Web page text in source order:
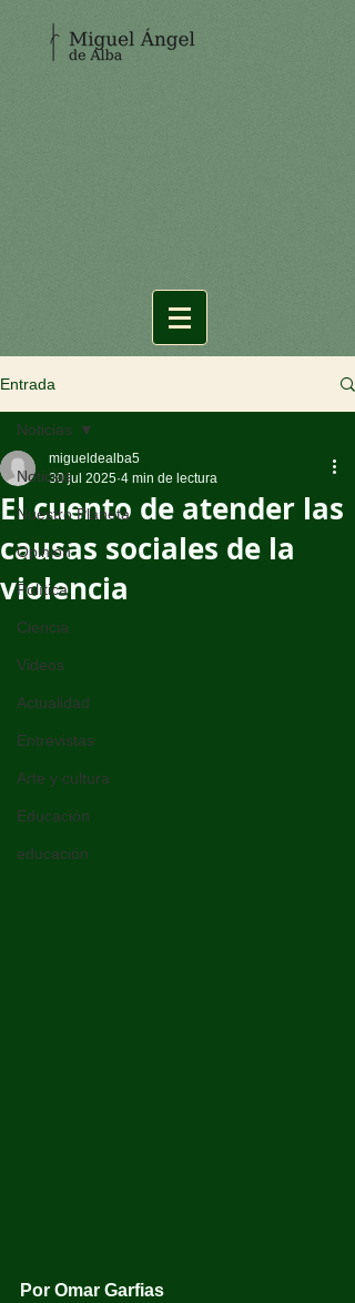
Entrada
Noticias
Nuestro Planeta
Opinión
Política
Ciencia
Videos
Actualidad
Entrevistas
Arte y cultura
Educación
educación
Noticias
El cuento de atender las
causas sociales de la
violencia
migueldealba5
30 jul 2025 4 min de lectura
Por Omar Garfias